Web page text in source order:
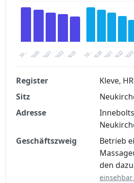
20… 2021 2023
2020 2022 20… 2021 2023
2020 2022
Finanzkennzahlen nach
Registrierung
Jetzt kostenlos
Register
Kleve,
Sitz
Adresse
Geschäftszweig
Betrieb
den